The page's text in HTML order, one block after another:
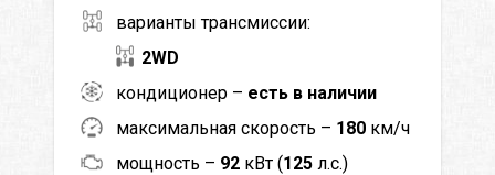
варианты трансмиссии:
2WD
кондиционер – есть в наличии
максимальная скорость – 180 км/ч
мощность – 92 кВт (125 л.с.)